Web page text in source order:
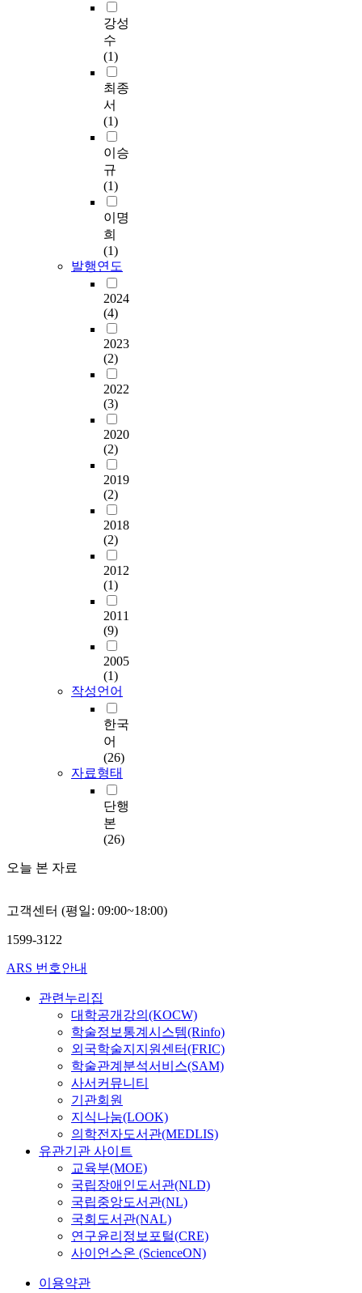
강성
수
(1)
최종
서
(1)
이승
규
(1)
이명
희
(1)
발행연도
2024
(4)
2023
(2)
2022
(3)
2020
(2)
2019
(2)
2018
(2)
2012
(1)
2011
(9)
2005
(1)
작성언어
한국
어
(26)
자료형태
단행
본
(26)
오늘 본 자료
고객센터 (평일: 09:00~18:00)
1599-3122
ARS 번호안내
관련누리집
대학공개강의(KOCW)
학술정보통계시스템(Rinfo)
외국학술지지원센터(FRIC)
학술관계분석서비스(SAM)
사서커뮤니티
기관회원
지식나눔(LOOK)
의학전자도서관(MEDLIS)
유관기관 사이트
교육부(MOE)
국립장애인도서관(NLD)
국립중앙도서관(NL)
국회도서관(NAL)
연구윤리정보포털(CRE)
사이언스온 (ScienceON)
이용약관